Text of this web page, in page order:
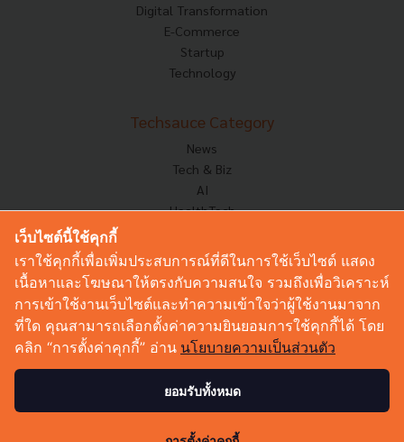
Digital Transformation
E-Commerce
Startup
Technology
Techsauce Category
News
Tech & Biz
AI
HealthTech
Corp Innov
Saucy Thoughts
Based On
Sustainable
Videos
Podcast
เว็บไซต์นี้ใช้คุกกี้
เราใช้คุกกี้เพื่อเพิ่มประสบการณ์ที่ดีในการใช้เว็บไซต์ แสดง
เนื้อหาและโฆษณาให้ตรงกับความสนใจ รวมถึงเพื่อวิเคราะห์
การเข้าใช้งานเว็บไซต์และทำความเข้าใจว่าผู้ใช้งานมาจาก
ที่ใด คุณสามารถเลือกตั้งค่าความยินยอมการใช้คุกกี้ได้ โดย
คลิก “การตั้งค่าคุกกี้” อ่าน นโยบายความเป็นส่วนตัว
ยอมรับทั้งหมด